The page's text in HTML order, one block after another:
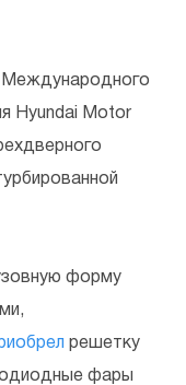
Международного
Hyundai Motor
форму
решетку
фары